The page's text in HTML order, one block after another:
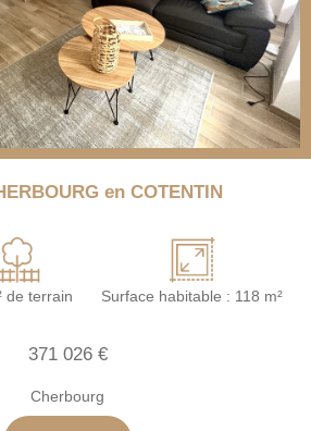
en COTENTIN
de terrain Surface habitable : 118 m²
371 026 €
Cherbourg